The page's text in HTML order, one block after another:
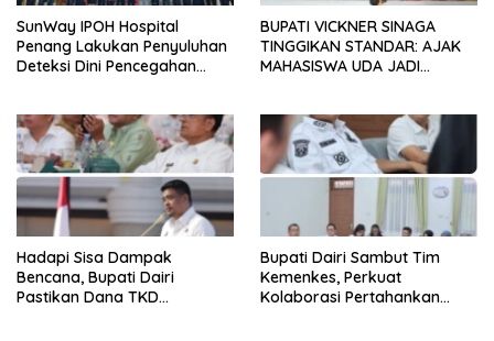
SunWay IPOH Hospital
Penang Lakukan Penyuluhan
Deteksi Dini Pencegahan
BUPATI VICKNER SINAGA
TINGGIKAN STANDAR: AJAK
MAHASISWA UDA JADI
LUNTUR ZAMAN
Hadapi Sisa Dampak
Bencana, Bupati Dairi
Pastikan Dana TKD
Bupati Dairi Sambut Tim
Kemenkes, Perkuat
Kolaborasi Pertahankan